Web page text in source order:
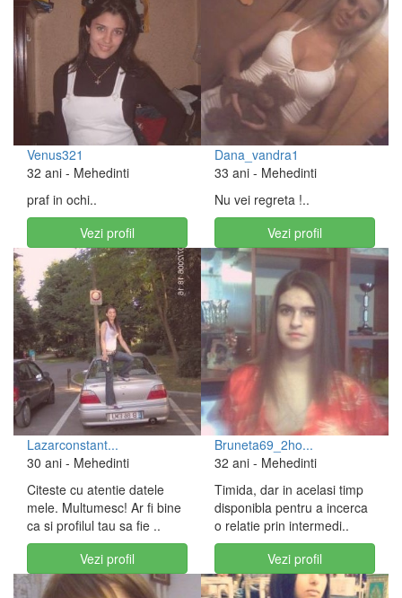
Venus321
32 ani - Mehedinti
praf in ochi..
Vezi profil
Dana_vandra1
33 ani - Mehedinti
Nu vei regreta !..
Vezi profil
Lazarconstant...
30 ani - Mehedinti
Citeste cu atentie datele
mele. Multumesc! Ar fi bine
ca si profilul tau sa fie ..
Vezi profil
Bruneta69_2ho...
32 ani - Mehedinti
Timida, dar in acelasi timp
disponibla pentru a incerca
o relatie prin intermedi..
Vezi profil